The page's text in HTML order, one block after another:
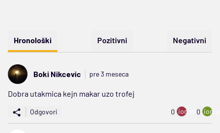
Hronološki Pozitivni Negativni
Boki Nikcevic pre 3 meseca
Dobra utakmica kejn makar uzo trofej
Odgovori 0 ion:minus
0